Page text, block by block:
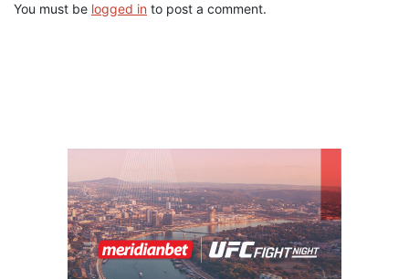
You must be logged in to post a comment.